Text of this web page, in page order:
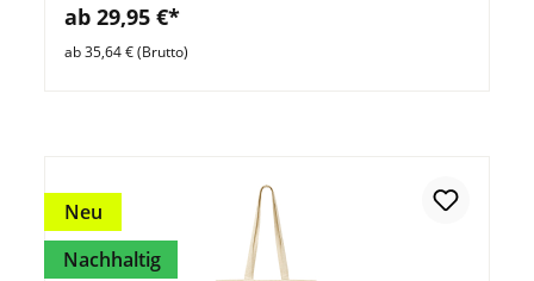
ab 29,95 €*
ab 35,64 € (Brutto)
Neu
Nachhaltig